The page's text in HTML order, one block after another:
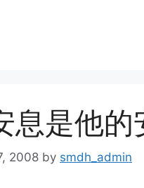
息是他的
2008 by smdh_admin